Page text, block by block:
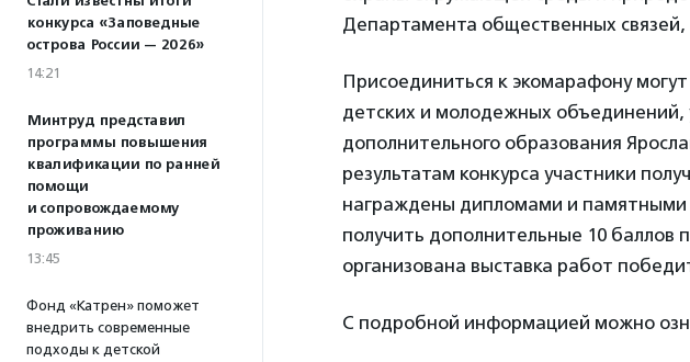
конкурса «Заповедные
острова России — 2026»
14:21
Минтруд представил
программы повышения
квалификации по ранней
помощи
и сопровождаемому
проживанию
13:45
Фонд «Катрен» поможет
внедрить современные
подходы к детской
Департамента общественных
Присоединиться к экомарафону
детских и молодежных
дополнительного образования
результатам конкурса участники
награждены дипломами и памятными
получить дополнительные 10 баллов
организована выставка работ
С подробной информацией можно